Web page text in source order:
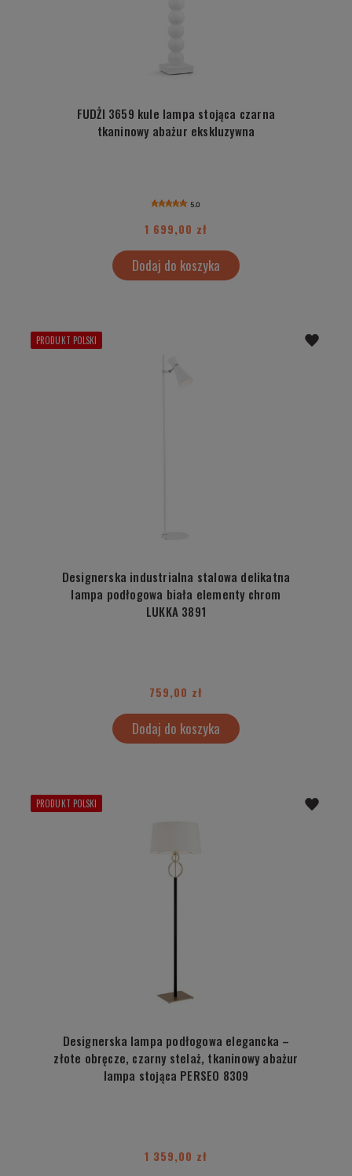
FUDŻI 3659 kule lampa stojąca czarna
tkaninowy abażur ekskluzywna
5.0
1 699,00 zł
Dodaj do koszyka
Designerska industrialna stalowa delikatna
lampa podłogowa biała elementy chrom
LUKKA 3891
759,00 zł
Dodaj do koszyka
PRODUKT POLSKI
Designerska lampa podłogowa elegancka –
złote obręcze, czarny stelaż, tkaninowy abażur
lampa stojąca PERSEO 8309
1 359,00 zł
PRODUKT POLSKI